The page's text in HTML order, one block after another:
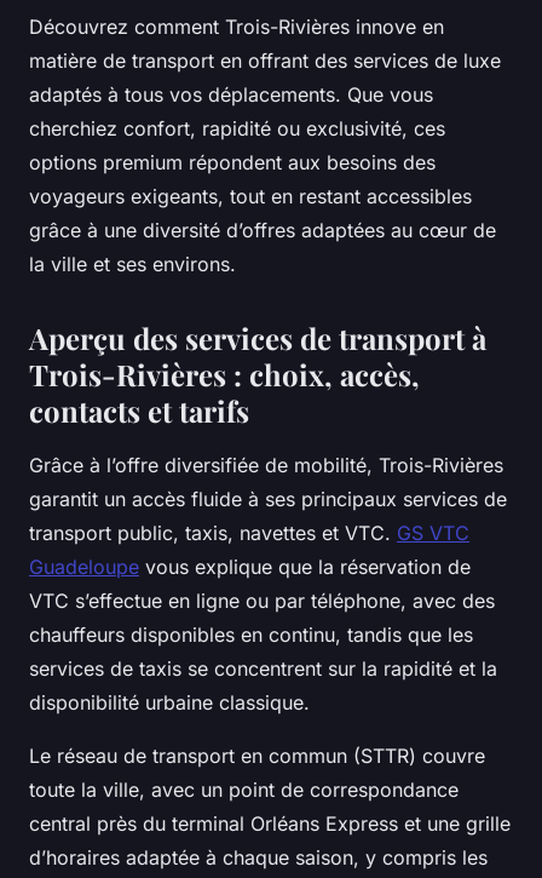
Découvrez comment Trois-Rivières innove en
matière de transport en offrant des services de luxe
adaptés à tous vos déplacements. Que vous
cherchiez confort, rapidité ou exclusivité, ces
options premium répondent aux besoins des
voyageurs exigeants, tout en restant accessibles
grâce à une diversité d’offres adaptées au cœur de
la ville et ses environs.
Aperçu des services de transport à
Trois-Rivières : choix, accès,
contacts et tarifs
Grâce à l’offre diversifiée de mobilité, Trois-Rivières
garantit un accès fluide à ses principaux services de
transport public, taxis, navettes et VTC. GS VTC
Guadeloupe vous explique que la réservation de
VTC s’effectue en ligne ou par téléphone, avec des
chauffeurs disponibles en continu, tandis que les
services de taxis se concentrent sur la rapidité et la
disponibilité urbaine classique.
Le réseau de transport en commun (STTR) couvre
toute la ville, avec un point de correspondance
central près du terminal Orléans Express et une grille
d’horaires adaptée à chaque saison, y compris les